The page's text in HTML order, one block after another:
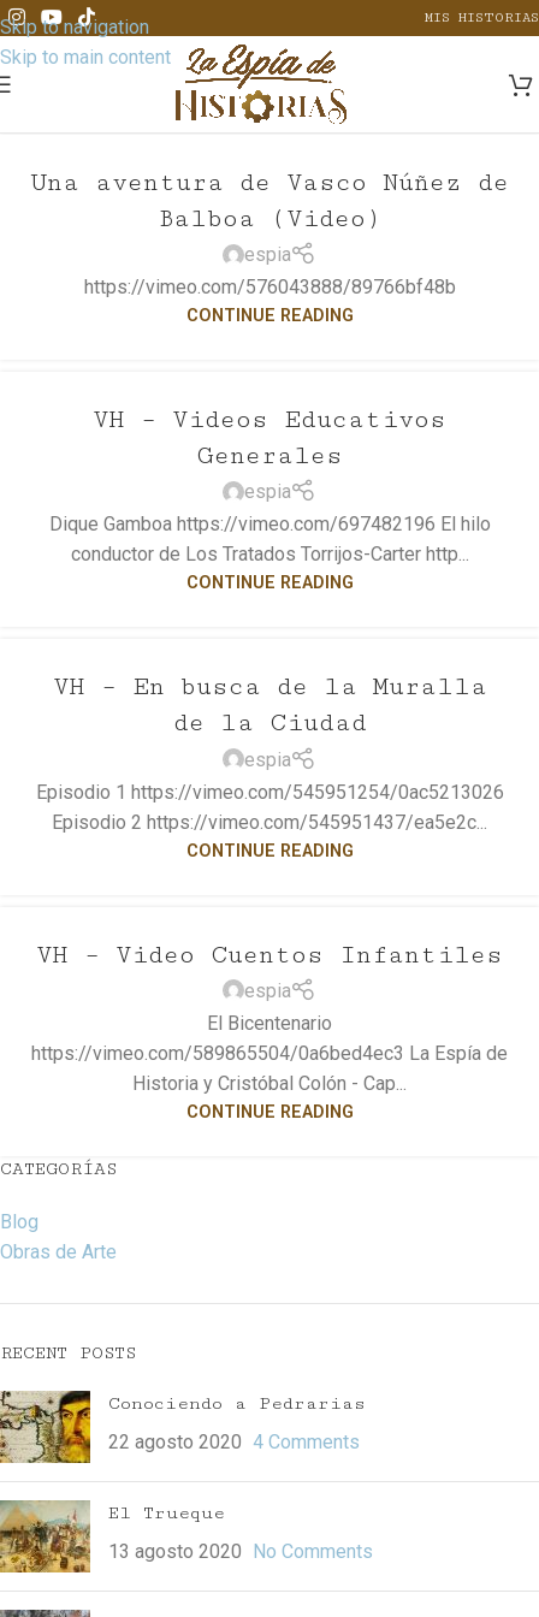
Skip to navigation
Skip to main content
MIS HISTORIAS
Una aventura de Vasco Núñez de
Balboa (Video)
espia
https://vimeo.com/576043888/89766bf48b
CONTINUE READING
VH – Videos Educativos
Generales
espia
Dique Gamboa https://vimeo.com/697482196 El hilo
conductor de Los Tratados Torrijos-Carter http...
CONTINUE READING
VH – En busca de la Muralla
de la Ciudad
espia
Episodio 1 https://vimeo.com/545951254/0ac5213026
Episodio 2 https://vimeo.com/545951437/ea5e2c...
CONTINUE READING
VH – Video Cuentos Infantiles
espia
El Bicentenario
https://vimeo.com/589865504/0a6bed4ec3 La Espía de
Historia y Cristóbal Colón - Cap...
CONTINUE READING
CATEGORÍAS
Blog
Obras de Arte
RECENT POSTS
Conociendo a Pedrarias
22 agosto 2020 4 Comments
El Trueque
13 agosto 2020 No Comments